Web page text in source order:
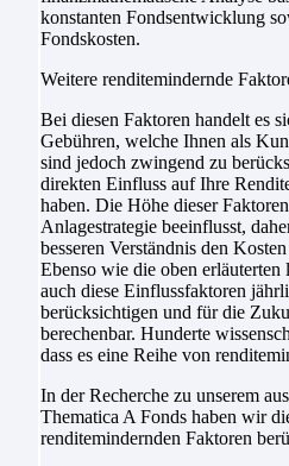
konstanten Fondsentwicklung
Fondskosten.
Weitere renditemindernde
Bei diesen Faktoren handelt es
Gebühren, welche Ihnen als
sind jedoch zwingend zu
direkten Einfluss auf Ihre
haben. Die Höhe dieser
Anlagestrategie beeinflusst,
besseren Verständnis den
Ebenso wie die oben erläuterten
auch diese Einflussfaktoren
berücksichtigen und für die
berechenbar. Hunderte
dass es eine Reihe von
In der Recherche zu unserem
Thematica A Fonds haben wir
renditemindernden Faktoren